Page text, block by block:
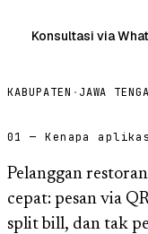
Konsultasi via
KABUPATEN · JAWA
01 — Kenapa
Pelanggan
cepat: pesan via
split bill, dan tak